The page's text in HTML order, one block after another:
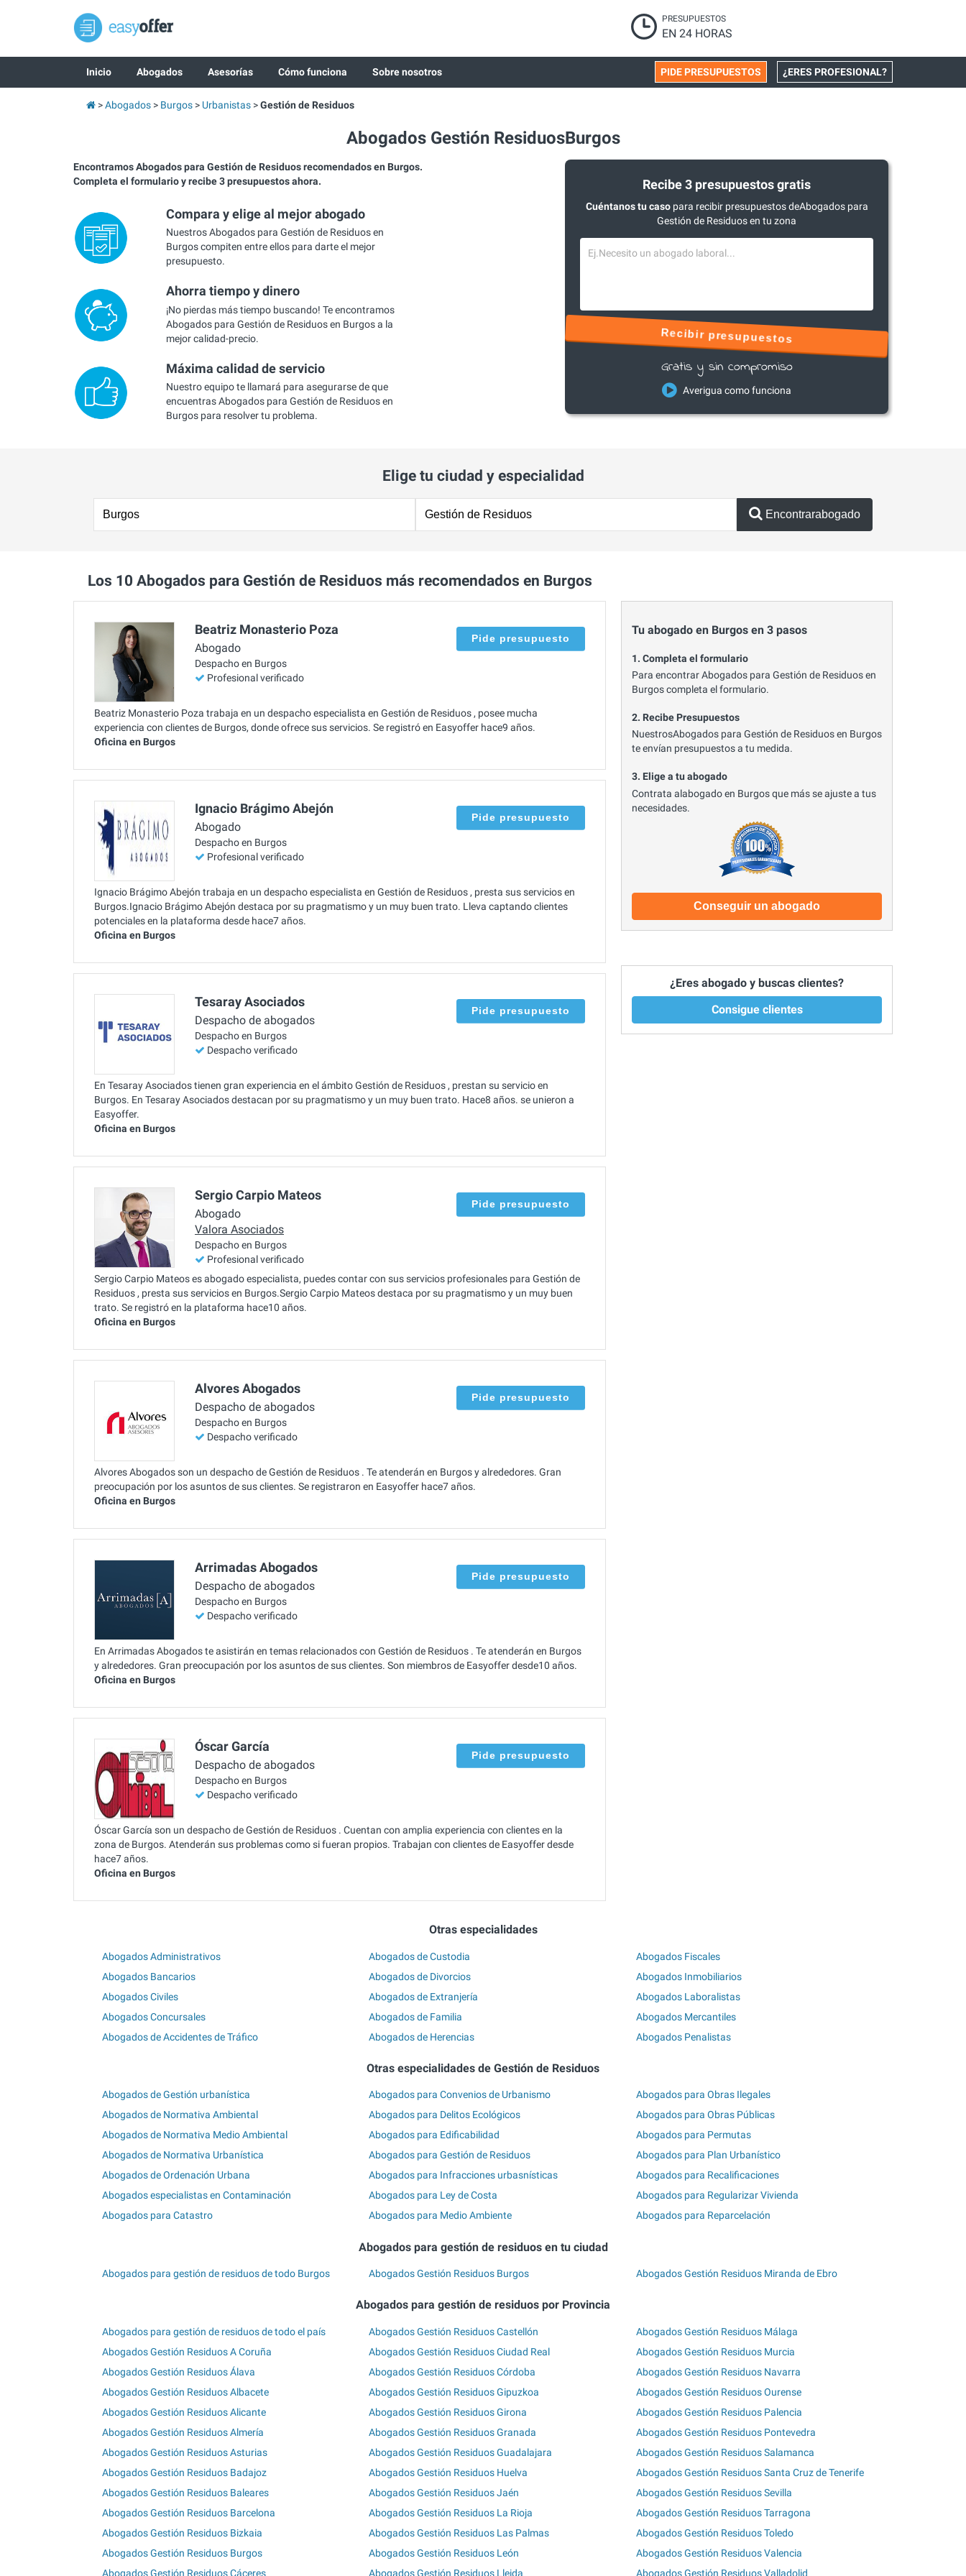
PRESUPUESTOS
EN 24 HORAS
Inicio Abogados Asesorías Cómo funciona Sobre nosotros ¿ERES PROFESIONAL?
PIDE PRESUPUESTOS
Abogados Burgos Urbanistas Gestión de Residuos
Abogados Gestión ResiduosBurgos
Encontramos Abogados para Gestión de Residuos recomendados en Burgos.
Completa el formulario y recibe 3 presupuestos ahora.
Compara y elige al mejor abogado
Nuestros Abogados para Gestión de Residuos en
Burgos compiten entre ellos para darte el mejor
presupuesto.
Ahorra tiempo y dinero
¡No pierdas más tiempo buscando! Te encontramos
Abogados para Gestión de Residuos en Burgos a la
mejor calidad-precio.
Máxima calidad de servicio
Nuestro equipo te llamará para asegurarse de que
encuentras Abogados para Gestión de Residuos en
Burgos para resolver tu problema.
Recibe 3 presupuestos gratis
Cuéntanos tu casopara recibir presupuestos deAbogados para
Gestión de Residuos en tu zona
Recibir presupuestos
Gratis y sin compromiso
Averigua como funciona
Elige tu ciudad y especialidad
Encontrarabogado
Los 10 Abogados para Gestión de Residuos más recomendados en Burgos
Beatriz Monasterio Poza
Abogado
Despacho en Burgos
Profesional verificado
Pide presupuesto
Beatriz Monasterio Poza trabaja en un despacho especialista en Gestión de Residuos , posee mucha
experiencia con clientes de Burgos, donde ofrece sus servicios. Se registró en Easyoffer hace9 años.
Oficina en Burgos
Ignacio Brágimo Abejón
Abogado
Despacho en Burgos
Profesional verificado
Pide presupuesto
Ignacio Brágimo Abejón trabaja en un despacho especialista en Gestión de Residuos , presta sus servicios en
Burgos.Ignacio Brágimo Abejón destaca por su pragmatismo y un muy buen trato. Lleva captando clientes
potenciales en la plataforma desde hace7 años.
Oficina en Burgos
Tesaray Asociados
Despacho de abogados
Despacho en Burgos
Despacho verificado
Pide presupuesto
En Tesaray Asociados tienen gran experiencia en el ámbito Gestión de Residuos , prestan su servicio en
Burgos. En Tesaray Asociados destacan por su pragmatismo y un muy buen trato. Hace8 años. se unieron a
Easyoffer.
Oficina en Burgos
Sergio Carpio Mateos
Abogado
Valora Asociados
Despacho en Burgos
Profesional verificado
Pide presupuesto
Sergio Carpio Mateos es abogado especialista, puedes contar con sus servicios profesionales para Gestión de
Residuos , presta sus servicios en Burgos.Sergio Carpio Mateos destaca por su pragmatismo y un muy buen
trato. Se registró en la plataforma hace10 años.
Oficina en Burgos
Alvores Abogados
Despacho de abogados
Despacho en Burgos
Despacho verificado
Pide presupuesto
Alvores Abogados son un despacho de Gestión de Residuos . Te atenderán en Burgos y alrededores. Gran
preocupación por los asuntos de sus clientes. Se registraron en Easyoffer hace7 años.
Oficina en Burgos
Arrimadas Abogados
Despacho de abogados
Despacho en Burgos
Despacho verificado
Pide presupuesto
En Arrimadas Abogados te asistirán en temas relacionados con Gestión de Residuos . Te atenderán en Burgos
y alrededores. Gran preocupación por los asuntos de sus clientes. Son miembros de Easyoffer desde10 años.
Oficina en Burgos
Óscar García
Despacho de abogados
Despacho en Burgos
Despacho verificado
Pide presupuesto
Óscar García son un despacho de Gestión de Residuos . Cuentan con amplia experiencia con clientes en la
zona de Burgos. Atenderán sus problemas como si fueran propios. Trabajan con clientes de Easyoffer desde
hace7 años.
Oficina en Burgos
Tu abogado en Burgos en 3 pasos
1. Completa el formulario
Para encontrar Abogados para Gestión de Residuos en
Burgos completa el formulario.
2. Recibe Presupuestos
NuestrosAbogados para Gestión de Residuos en Burgos
te envían presupuestos a tu medida.
3. Elige a tu abogado
Contrata alabogado en Burgos que más se ajuste a tus
necesidades.
Conseguir un abogado
¿Eres abogado y buscas clientes?
Consigue clientes
Otras especialidades
Abogados Administrativos
Abogados Bancarios
Abogados Civiles
Abogados Concursales
Abogados de Accidentes de Tráfico
Abogados de Custodia
Abogados de Divorcios
Abogados de Extranjería
Abogados de Familia
Abogados de Herencias
Abogados Fiscales
Abogados Inmobiliarios
Abogados Laboralistas
Abogados Mercantiles
Abogados Penalistas
Otras especialidades de Gestión de Residuos
Abogados de Gestión urbanística
Abogados de Normativa Ambiental
Abogados de Normativa Medio Ambiental
Abogados de Normativa Urbanística
Abogados de Ordenación Urbana
Abogados especialistas en Contaminación
Abogados para Catastro
Abogados para Convenios de Urbanismo
Abogados para Delitos Ecológicos
Abogados para Edificabilidad
Abogados para Gestión de Residuos
Abogados para Infracciones urbasnísticas
Abogados para Ley de Costa
Abogados para Medio Ambiente
Abogados para Obras Ilegales
Abogados para Obras Públicas
Abogados para Permutas
Abogados para Plan Urbanístico
Abogados para Recalificaciones
Abogados para Regularizar Vivienda
Abogados para Reparcelación
Abogados para gestión de residuos en tu ciudad
Abogados para gestión de residuos de todo Burgos Abogados Gestión Residuos Burgos Abogados Gestión Residuos Miranda de Ebro
Abogados para gestión de residuos por Provincia
Abogados para gestión de residuos de todo el país
Abogados Gestión Residuos A Coruña
Abogados Gestión Residuos Álava
Abogados Gestión Residuos Albacete
Abogados Gestión Residuos Alicante
Abogados Gestión Residuos Almería
Abogados Gestión Residuos Asturias
Abogados Gestión Residuos Badajoz
Abogados Gestión Residuos Baleares
Abogados Gestión Residuos Barcelona
Abogados Gestión Residuos Bizkaia
Abogados Gestión Residuos Burgos
Abogados Gestión Residuos Cáceres
Abogados Gestión Residuos Castellón
Abogados Gestión Residuos Ciudad Real
Abogados Gestión Residuos Córdoba
Abogados Gestión Residuos Gipuzkoa
Abogados Gestión Residuos Girona
Abogados Gestión Residuos Granada
Abogados Gestión Residuos Guadalajara
Abogados Gestión Residuos Huelva
Abogados Gestión Residuos Jaén
Abogados Gestión Residuos La Rioja
Abogados Gestión Residuos Las Palmas
Abogados Gestión Residuos León
Abogados Gestión Residuos Lleida
Abogados Gestión Residuos Málaga
Abogados Gestión Residuos Murcia
Abogados Gestión Residuos Navarra
Abogados Gestión Residuos Ourense
Abogados Gestión Residuos Palencia
Abogados Gestión Residuos Pontevedra
Abogados Gestión Residuos Salamanca
Abogados Gestión Residuos Santa Cruz de Tenerife
Abogados Gestión Residuos Sevilla
Abogados Gestión Residuos Tarragona
Abogados Gestión Residuos Toledo
Abogados Gestión Residuos Valencia
Abogados Gestión Residuos Valladolid